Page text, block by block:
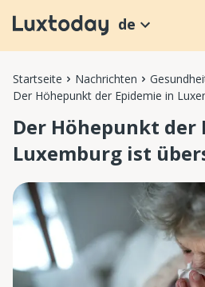
de
Startseite Nachrichten
Der Höhepunkt der Epidemie in
Der Höhepunkt der
Luxemburg ist